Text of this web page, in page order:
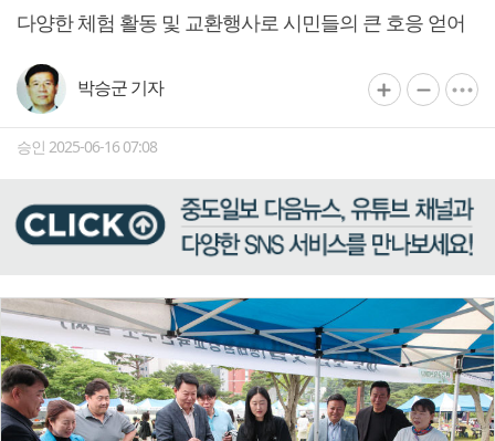
다양한 체험 활동 및 교환행사로 시민들의 큰 호응 얻어
박승군 기자
승인 2025-06-16 07:08